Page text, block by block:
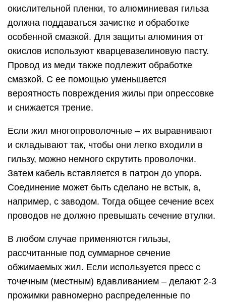
окислительной пленки, то алюминиевая гильза
должна поддаваться зачистке и обработке
особенной смазкой. Для защиты алюминия от
окислов используют кварцевазелиновую пасту.
Провод из меди также подлежит обработке
смазкой. С ее помощью уменьшается
вероятность повреждения жилы при опрессовке
и снижается трение.
Если жил многопроволочные – их выравнивают
и складывают так, чтобы они легко входили в
гильзу, можно немного скрутить проволочки.
Затем кабель вставляется в патрон до упора.
Соединение может быть сделано не встык, а,
например, с заводом. Тогда общее сечение всех
проводов не должно превышать сечение втулки.
В любом случае применяются гильзы,
рассчитанные под суммарное сечение
обжимаемых жил. Если используется пресс с
точечным (местным) вдавливанием – делают 2-3
прожимки равномерно распределенные по